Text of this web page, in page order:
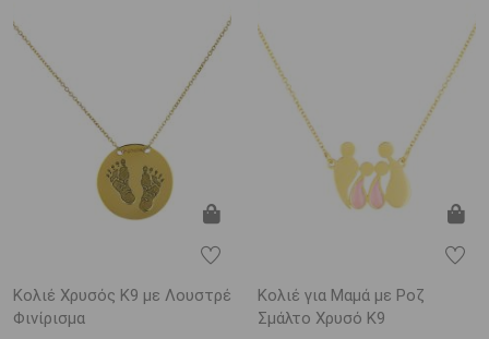
Κολιέ Χρυσός Κ9 με Λουστρέ
Φινίρισμα
Κολιέ για Μαμά με Ροζ
Σμάλτο Χρυσό K9